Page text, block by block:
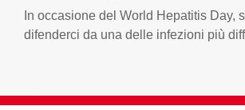
In occasione del World Hepatitis Day,
difenderci da una delle infezioni più